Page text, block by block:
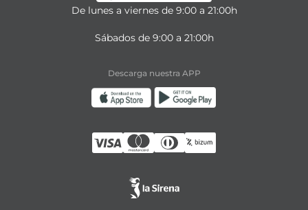
De lunes a viernes de 9:00 a 21:00h
Sábados de 9:00 a 21:00h
Descarga nuestra APP